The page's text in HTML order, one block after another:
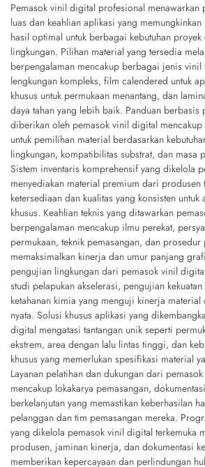
Pemasok vinil digital profesional
luas dan keahlian aplikasi yang
hasil optimal untuk berbagai kebutuhan
lingkungan. Pilihan material yang tersedia
berpengalaman mencakup berbagai jenis vinil
lengkungan kompleks, film calendered untuk
khusus untuk permukaan menantang, dan
daya tahan yang lebih baik. Panduan berbasis
diberikan oleh pemasok vinil digital
untuk pemilihan material berdasarkan
lingkungan, kompatibilitas substrat, dan masa
Sistem inventaris komprehensif yang dikelola
menyediakan material premium dari produsen
ketersediaan dan kualitas yang konsisten
khusus. Keahlian teknis yang ditawarkan
berpengalaman mencakup ilmu perekat,
permukaan, teknik pemasangan, dan prosedur
memaksimalkan kinerja dan umur panjang
pengujian lingkungan dari pemasok vinil
studi pelapukan akselerasi, pengujian
ketahanan kimia yang menguji kinerja
nyata. Solusi khusus aplikasi yang
digital mengatasi tantangan unik seperti
ekstrem, area dengan lalu lintas tinggi, dan
khusus yang memerlukan spesifikasi material
Layanan pelatihan dan dukungan dari
mencakup lokakarya pemasangan,
berkelanjutan yang memastikan keberhasilan
pelanggan dan tim pemasangan mereka.
yang dikelola pemasok vinil digital terkemuka
produsen, jaminan kinerja, dan dokumentasi
memberikan kepercayaan dan perlindungan